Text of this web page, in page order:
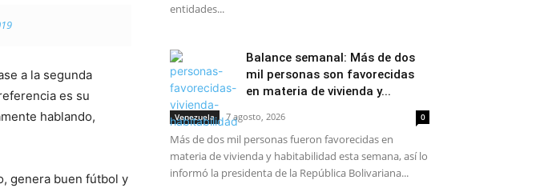
a la segunda
es su
hablando,
genera buen fútbol y
entidades...
Balance semanal: Más de dos
mil personas son favorecidas
en materia de vivienda y...
Venezuela 7 agosto, 2026 0
Más de dos mil personas fueron favorecidas en
materia de vivienda y habitabilidad esta semana, así lo
informó la presidenta de la República Bolivariana...